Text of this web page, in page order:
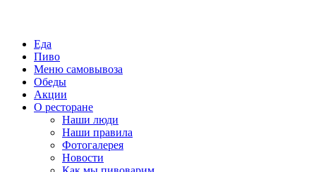
Еда
Пиво
Меню самовывоза
Обеды
Акции
О ресторане
Наши люди
Наши правила
Фотогалерея
Новости